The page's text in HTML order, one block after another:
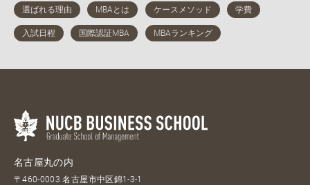
名古屋丸の内
〒460-0003 名古屋市中区錦1-3-1